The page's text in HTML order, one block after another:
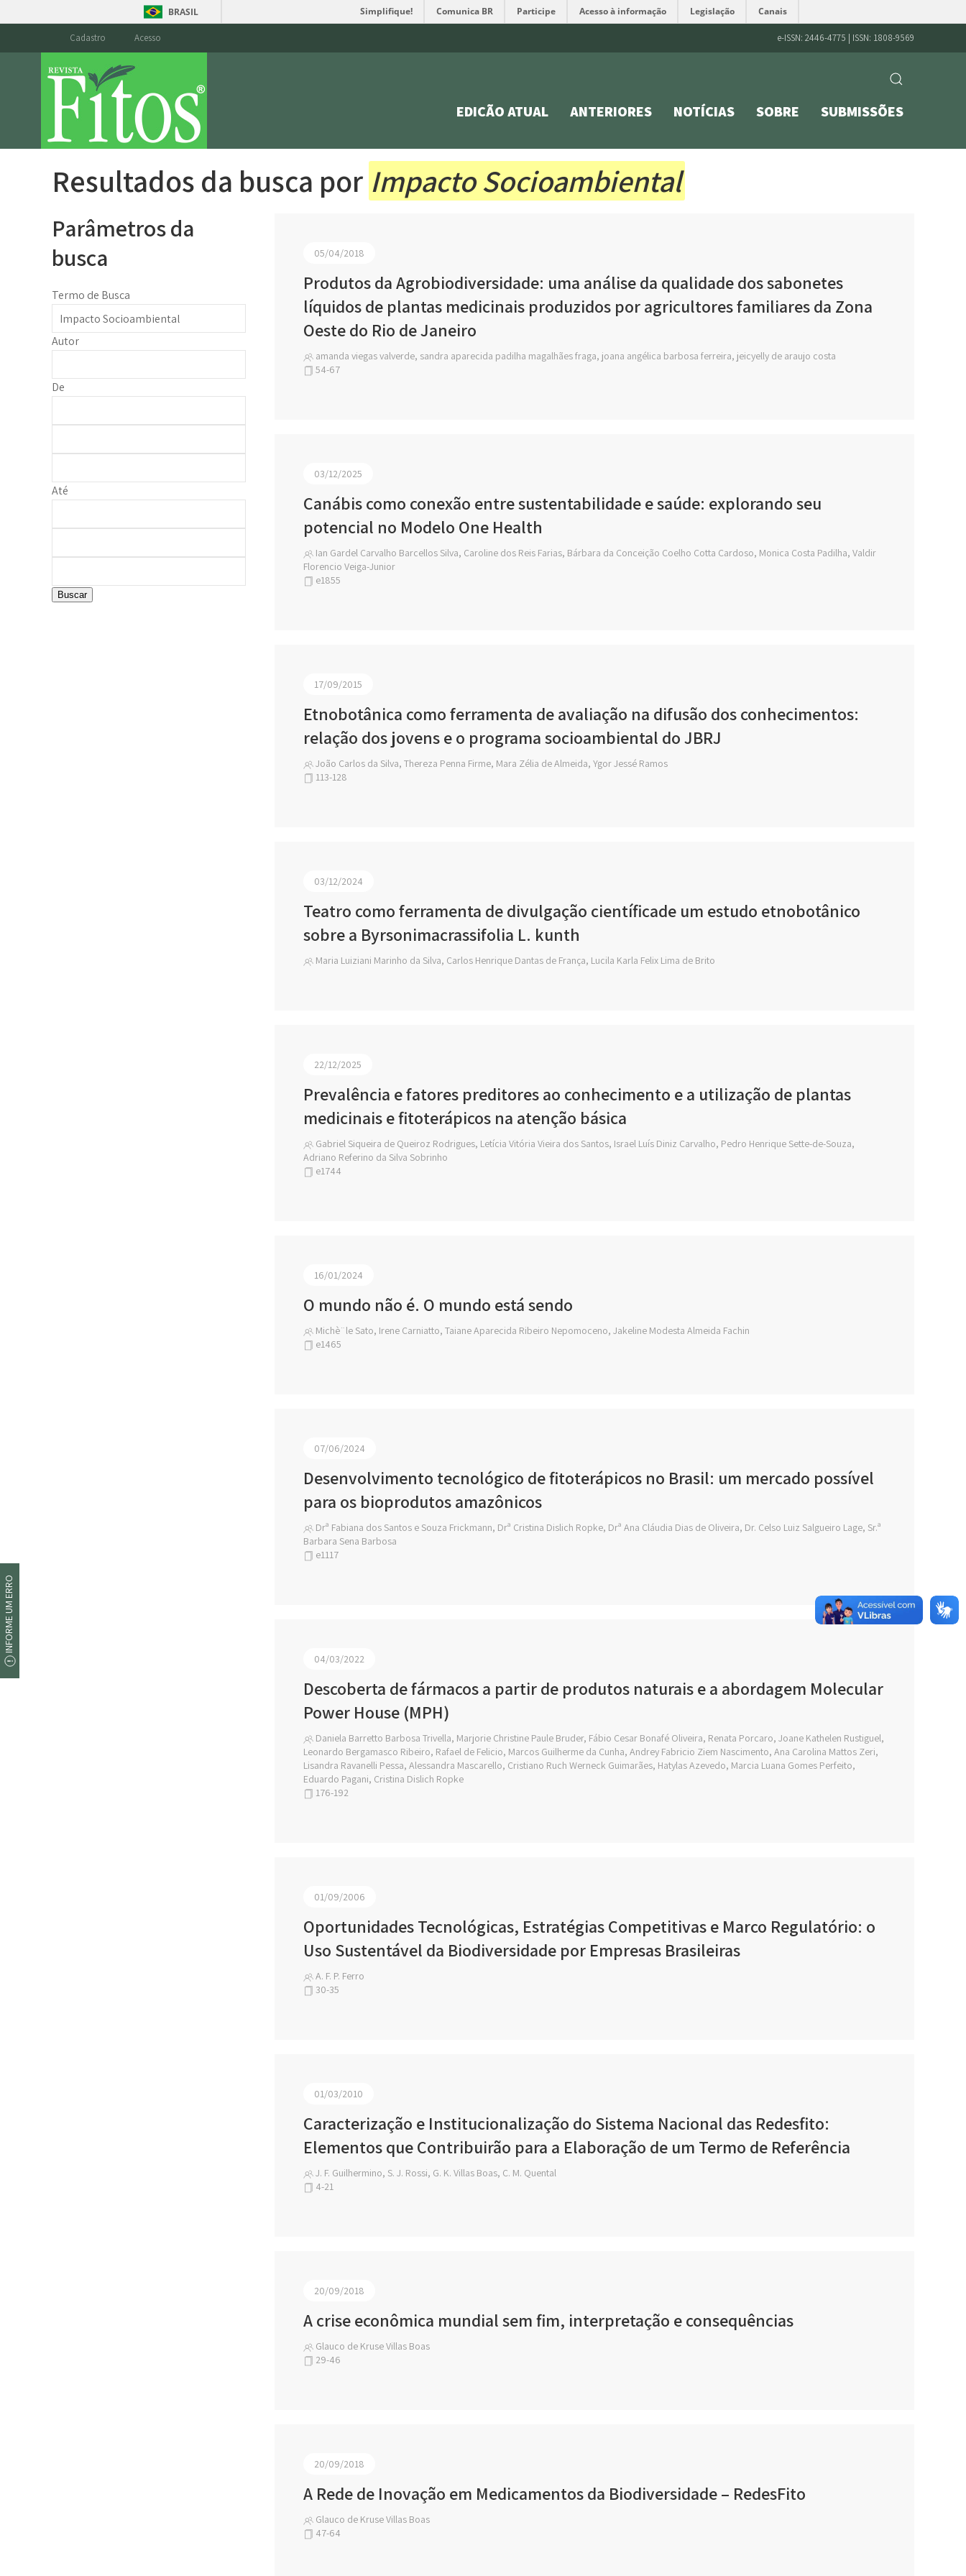
BRASIL Simplifique! Comunica BR Participe Acesso à informação Legislação Canais
Cadastro Acesso e-ISSN: 2446-4775 | ISSN: 1808-9569
EDIÇÃO ATUAL ANTERIORES NOTÍCIAS SOBRE SUBMISSÕES
Resultados da busca por Impacto Socioambiental
Parâmetros da
busca
Termo de Busca
Autor
De
Até
Buscar
05/04/2018
Produtos da Agrobiodiversidade: uma análise da qualidade dos sabonetes
líquidos de plantas medicinais produzidos por agricultores familiares da Zona
Oeste do Rio de Janeiro
amanda viegas valverde, sandra aparecida padilha magalhães fraga, joana angélica barbosa ferreira, jeicyelly de araujo costa
54-67
03/12/2025
Canábis como conexão entre sustentabilidade e saúde: explorando seu
potencial no Modelo One Health
Ian Gardel Carvalho Barcellos Silva, Caroline dos Reis Farias, Bárbara da Conceição Coelho Cotta Cardoso, Monica Costa Padilha, Valdir
Florencio Veiga-Junior
e1855
17/09/2015
Etnobotânica como ferramenta de avaliação na difusão dos conhecimentos:
relação dos jovens e o programa socioambiental do JBRJ
João Carlos da Silva, Thereza Penna Firme, Mara Zélia de Almeida, Ygor Jessé Ramos
113-128
03/12/2024
Teatro como ferramenta de divulgação científicade um estudo etnobotânico
sobre a Byrsonimacrassifolia L. kunth
Maria Luiziani Marinho da Silva, Carlos Henrique Dantas de França, Lucila Karla Felix Lima de Brito
22/12/2025
Prevalência e fatores preditores ao conhecimento e a utilização de plantas
medicinais e fitoterápicos na atenção básica
Gabriel Siqueira de Queiroz Rodrigues, Letícia Vitória Vieira dos Santos, Israel Luís Diniz Carvalho, Pedro Henrique Sette-de-Souza,
Adriano Referino da Silva Sobrinho
e1744
16/01/2024
O mundo não é. O mundo está sendo
Michè¨le Sato, Irene Carniatto, Taiane Aparecida Ribeiro Nepomoceno, Jakeline Modesta Almeida Fachin
e1465
07/06/2024
Desenvolvimento tecnológico de fitoterápicos no Brasil: um mercado possível
para os bioprodutos amazônicos
Drª Fabiana dos Santos e Souza Frickmann, Drª Cristina Dislich Ropke, Drª Ana Cláudia Dias de Oliveira, Dr. Celso Luiz Salgueiro Lage, Sr.ª
Barbara Sena Barbosa
e1117
04/03/2022
Descoberta de fármacos a partir de produtos naturais e a abordagem Molecular
Power House (MPH)
Daniela Barretto Barbosa Trivella, Marjorie Christine Paule Bruder, Fábio Cesar Bonafé Oliveira, Renata Porcaro, Joane Kathelen Rustiguel,
Leonardo Bergamasco Ribeiro, Rafael de Felicio, Marcos Guilherme da Cunha, Andrey Fabricio Ziem Nascimento, Ana Carolina Mattos Zeri,
Lisandra Ravanelli Pessa, Alessandra Mascarello, Cristiano Ruch Werneck Guimarães, Hatylas Azevedo, Marcia Luana Gomes Perfeito,
Eduardo Pagani, Cristina Dislich Ropke
176-192
01/09/2006
Oportunidades Tecnológicas, Estratégias Competitivas e Marco Regulatório: o
Uso Sustentável da Biodiversidade por Empresas Brasileiras
A. F. P. Ferro
30-35
01/03/2010
Caracterização e Institucionalização do Sistema Nacional das Redesfito:
Elementos que Contribuirão para a Elaboração de um Termo de Referência
J. F. Guilhermino, S. J. Rossi, G. K. Villas Boas, C. M. Quental
4-21
20/09/2018
A crise econômica mundial sem fim, interpretação e consequências
Glauco de Kruse Villas Boas
29-46
20/09/2018
A Rede de Inovação em Medicamentos da Biodiversidade – RedesFito
Glauco de Kruse Villas Boas
47-64
INFORME UM ERRO